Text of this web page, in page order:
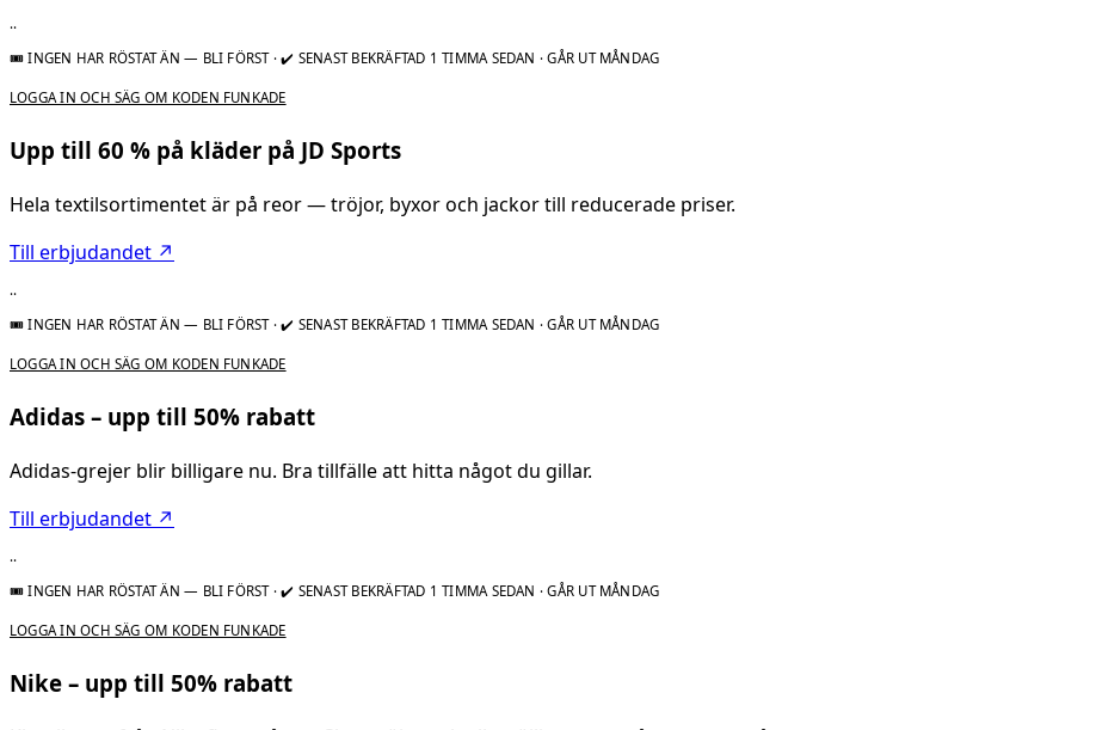
..
🎟 INGEN HAR RÖSTAT ÄN — BLI FÖRST · ✔ SENAST BEKRÄFTAD 1 TIMMA SEDAN · GÅR UT MÅNDAG
LOGGA IN OCH SÄG OM KODEN FUNKADE
Upp till 60 % på kläder på JD Sports
Hela textilsortimentet är på reor — tröjor, byxor och jackor till reducerade priser.
Till erbjudandet ↗
..
🎟 INGEN HAR RÖSTAT ÄN — BLI FÖRST · ✔ SENAST BEKRÄFTAD 1 TIMMA SEDAN · GÅR UT MÅNDAG
LOGGA IN OCH SÄG OM KODEN FUNKADE
Adidas – upp till 50% rabatt
Adidas-grejer blir billigare nu. Bra tillfälle att hitta något du gillar.
Till erbjudandet ↗
..
🎟 INGEN HAR RÖSTAT ÄN — BLI FÖRST · ✔ SENAST BEKRÄFTAD 1 TIMMA SEDAN · GÅR UT MÅNDAG
LOGGA IN OCH SÄG OM KODEN FUNKADE
Nike – upp till 50% rabatt